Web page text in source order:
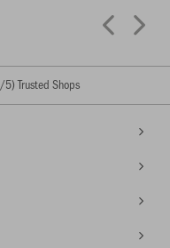
/5) Trusted Shops